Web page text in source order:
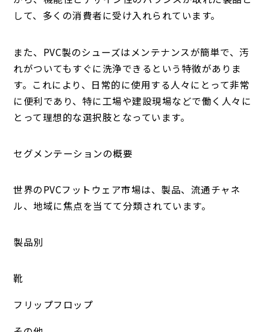
して、多くの消費者に受け入れられています。
また、PVC製のシューズはメンテナンスが簡単で、汚
れがついてもすぐに洗浄できるという特徴がありま
す。これにより、日常的に使用する人々にとって非常
に便利であり、特に工場や建設現場などで働く人々に
とって理想的な選択肢となっています。
セグメンテーションの概要
世界のPVCフットウェア市場は、製品、流通チャネ
ル、地域に焦点を当てて分類されています。
製品別
靴
フリップフロップ